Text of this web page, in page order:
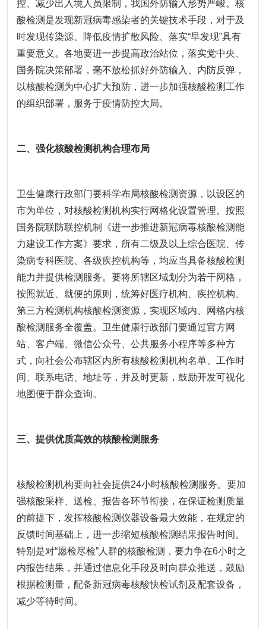
控、减少出入境人员限制，我国外防输入形势严峻。核
酸检测是发现新冠病毒感染者的关键技术手段，对于及
时发现传染源、降低疫情扩散风险、落实“早发现”具有
重要意义。各地要进一步提高政治站位，落实党中央、
国务院决策部署，毫不放松抓好外防输入、内防反弹，
以核酸检测为中心扩大预防，进一步加强核酸检测工作
的组织部署，服务于疫情防控大局。
二、强化核酸检测机构合理布局
卫生健康行政部门要科学布局核酸检测资源，以设区的
市为单位，对核酸检测机构实行网格化设置管理。按照
国务院联防联控机制《进一步推进新冠病毒核酸检测能
力建设工作方案》要求，所有二级及以上综合医院、传
染病专科医院、各级疾控机构等，均应当具备核酸检测
能力并提供检测服务。要将所辖区域划分为若干网格，
按照就近、就便的原则，统筹好医疗机构、疾控机构、
第三方检测机构核酸检测资源，实现区域内、网格内核
酸检测服务全覆盖。卫生健康行政部门要通过官方网
站、客户端、微信公众号、公共服务小程序等多种方
式，向社会公布辖区内所有核酸检测机构名单、工作时
间、联系电话、地址等，并及时更新，鼓励开发可视化
地图便于群众查询。
三、提供优质高效的核酸检测服务
核酸检测机构要向社会提供24小时核酸检测服务。要加
强核酸采样、送检、报告各环节衔接，在保证检测质量
的前提下，发挥核酸检测仪器设备最大效能，在规定的
反馈时间基础上，进一步缩短核酸检测结果报告时间。
特别是对“愿检尽检”人群的核酸检测，要力争在6小时之
内报告结果，并通过信息化手段及时向群众推送，鼓励
根据检测量，配备新冠病毒核酸快检试剂及配套设备，
减少等待时间。